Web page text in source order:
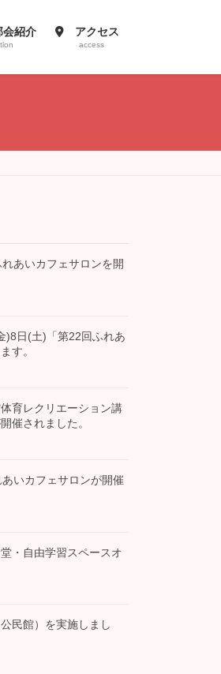
紹介 アクセス
access
れあいカフェサロンを開
)8日(土)「第22回ふれあ
す。
育レクリエーション講
催されました。
あいカフェサロンが開催
・自由学習スペースオ
民館）を実施しまし